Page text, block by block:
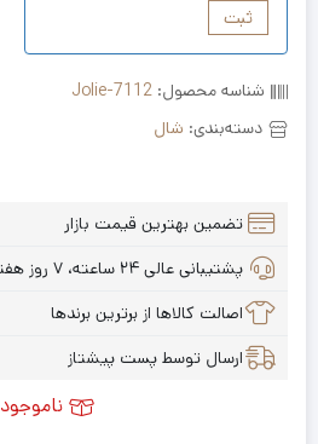
ثبت
شناسه محصول: Jolie-7112
دسته‌بندی: شال
تضمین بهترین قیمت بازار
پشتیبانی عالی ۲۴ ساعته، ۷ روز هفته
اصالت کالاها از برترین برندها
ارسال توسط پست پیشتاز
ناموجود